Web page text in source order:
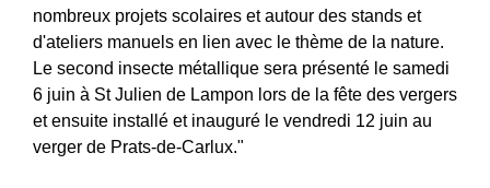
nombreux projets scolaires et autour des stands et
d'ateliers manuels en lien avec le thème de la nature.
Le second insecte métallique sera présenté le samedi
6 juin à St Julien de Lampon lors de la fête des vergers
et ensuite installé et inauguré le vendredi 12 juin au
verger de Prats-de-Carlux."